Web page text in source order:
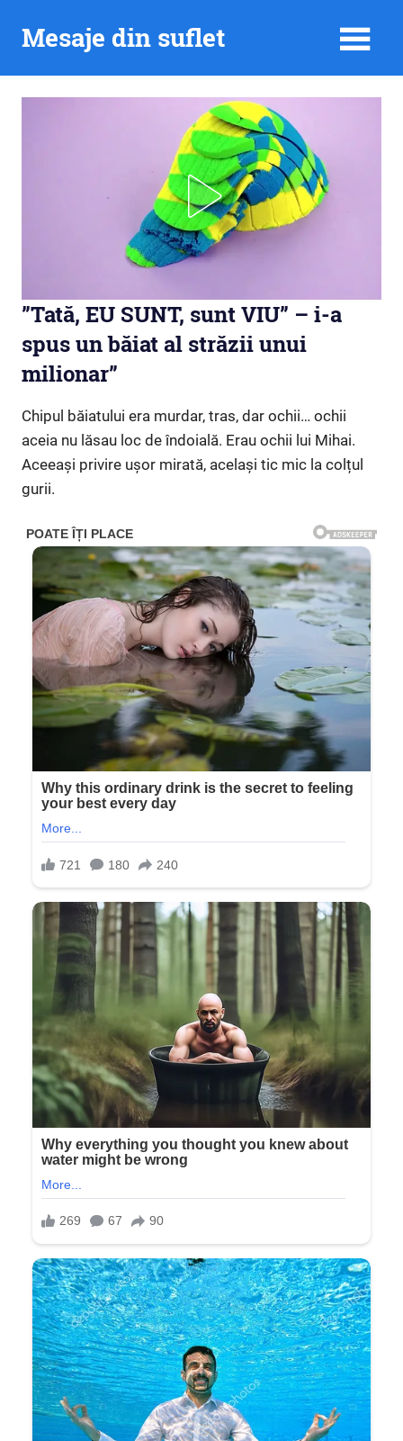
Mesaje din suflet
”Tată, EU SUNT, sunt VIU” – i-a
spus un băiat al străzii unui
milionar”
Chipul băiatului era murdar, tras, dar ochii… ochii
aceia nu lăsau loc de îndoială. Erau ochii lui Mihai.
Aceeași privire ușor mirată, același tic mic la colțul
gurii.